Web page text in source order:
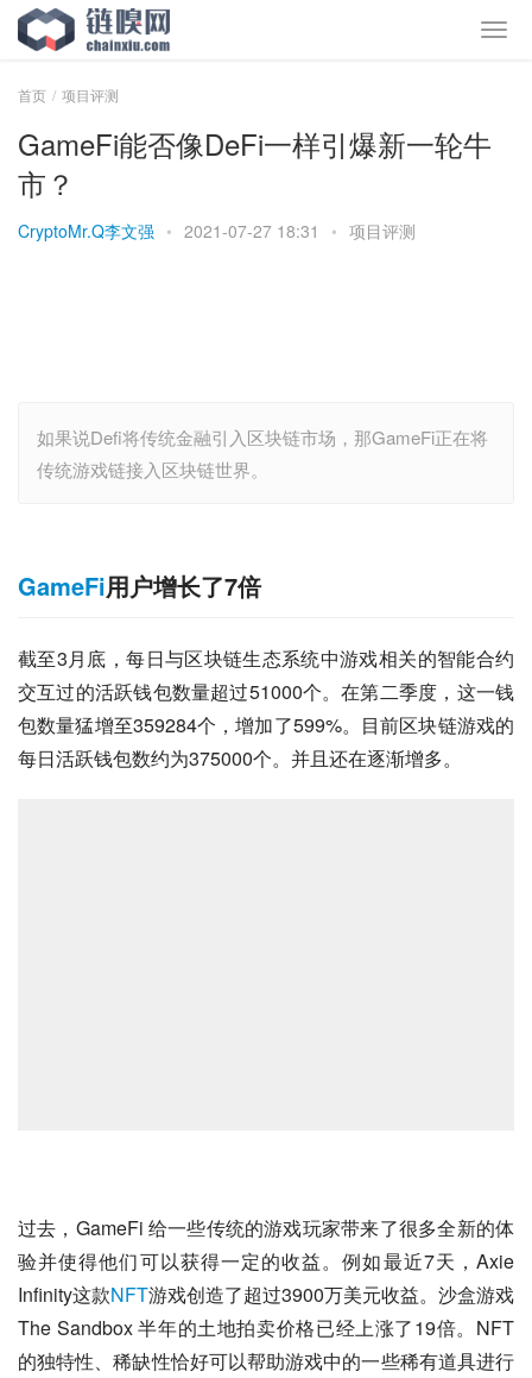
首页 项目评测
GameFi能否像DeFi一样引爆新一轮牛
市？
CryptoMr.Q李文强 • 2021-07-27 18:31 • 项目评测
如果说Defi将传统金融引入区块链市场，那GameFi正在将
传统游戏链接入区块链世界。
GameFi用户增长了7倍
截至3月底，每日与区块链生态系统中游戏相关的智能合约
交互过的活跃钱包数量超过51000个。在第二季度，这一钱
包数量猛增至359284个，增加了599%。目前区块链游戏的
每日活跃钱包数约为375000个。并且还在逐渐增多。
过去，GameFi 给一些传统的游戏玩家带来了很多全新的体
验并使得他们可以获得一定的收益。例如最近7天，Axie
Infinity这款NFT游戏创造了超过3900万美元收益。沙盒游戏
The Sandbox 半年的土地拍卖价格已经上涨了19倍。NFT
的独特性、稀缺性恰好可以帮助游戏中的一些稀有道具进行